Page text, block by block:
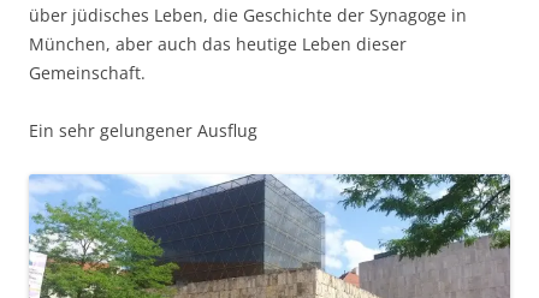
über jüdisches Leben, die Geschichte der Synagoge in
München, aber auch das heutige Leben dieser
Gemeinschaft.
Ein sehr gelungener Ausflug